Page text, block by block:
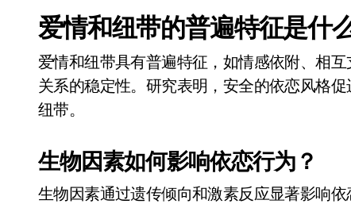
爱情和纽带的普遍特征是什
爱情和纽带具有普遍特征，如情感依附、相
关系的稳定性。研究表明，安全的依恋风格
纽带。
生物因素如何影响依恋行为？
生物因素通过遗传倾向和激素反应显著影响